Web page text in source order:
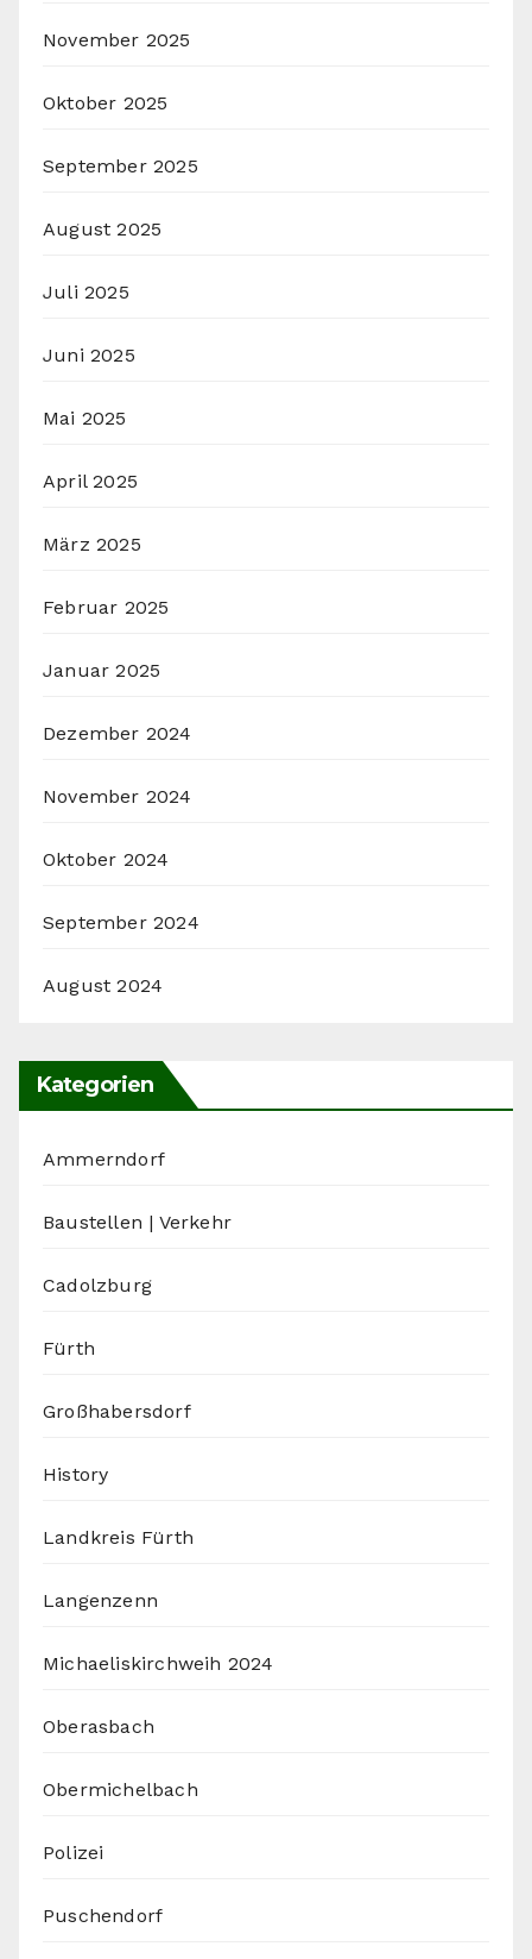
November 2025
Oktober 2025
September 2025
August 2025
Juli 2025
Juni 2025
Mai 2025
April 2025
März 2025
Februar 2025
Januar 2025
Dezember 2024
November 2024
Oktober 2024
September 2024
August 2024
Kategorien
Ammerndorf
Baustellen | Verkehr
Cadolzburg
Fürth
Großhabersdorf
History
Landkreis Fürth
Langenzenn
Michaeliskirchweih 2024
Oberasbach
Obermichelbach
Polizei
Puschendorf